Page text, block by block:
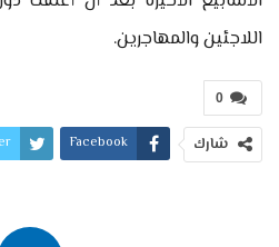
اللاجئين والمهاجرين.
0
شارك Facebook